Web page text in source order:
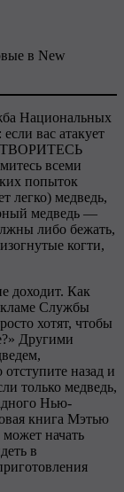
в New
Национальных
: если вас атакует
всеми
попыток
легко) медведь,
медведь —
либо бежать,
когти,
доходит. Как
Службы
хотят, чтобы
Другими
назад и
только медведь,
Нью-
книга Мэтью
начать
в